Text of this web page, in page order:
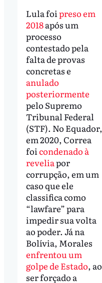
Lula foi preso em
2018após um
processo
contestado pela
falta de provas
concretas e
anulado
posteriormente
pelo Supremo
Tribunal Federal
(STF). No Equador,
em 2020, Correa
foi condenado à
reveliapor
corrupção, em um
caso que ele
classifica como
“lawfare” para
impedir sua volta
ao poder. Já na
Bolívia, Morales
enfrentou um
golpe de Estado, ao
ser forçado a